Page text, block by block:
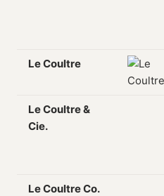
Le Coultre
Le Coultre &
Cie.
Le Coultre Co.